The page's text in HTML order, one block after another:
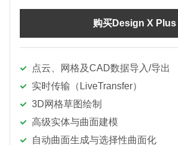
购买Design X Plus
点云、网格及CAD数据导入/导出
实时传输（LiveTransfer）
3D网格草图绘制
高级实体与曲面建模
自动曲面生成与选择性曲面化